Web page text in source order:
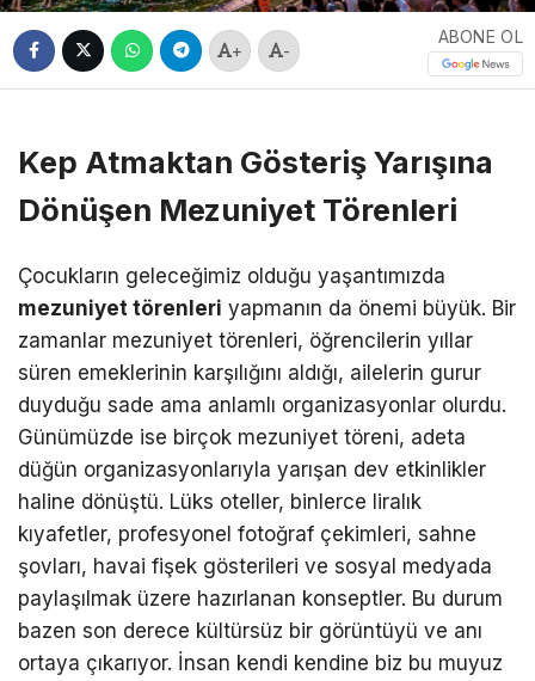
+ -
ABONE OL
Kep Atmaktan Gösteriş Yarışına
Dönüşen Mezuniyet Törenleri
Çocukların geleceğimiz olduğu yaşantımızda
mezuniyet törenleri yapmanın da önemi büyük. Bir
zamanlar mezuniyet törenleri, öğrencilerin yıllar
süren emeklerinin karşılığını aldığı, ailelerin gurur
duyduğu sade ama anlamlı organizasyonlar olurdu.
Günümüzde ise birçok mezuniyet töreni, adeta
düğün organizasyonlarıyla yarışan dev etkinlikler
haline dönüştü. Lüks oteller, binlerce liralık
kıyafetler, profesyonel fotoğraf çekimleri, sahne
şovları, havai fişek gösterileri ve sosyal medyada
paylaşılmak üzere hazırlanan konseptler. Bu durum
bazen son derece kültürsüz bir görüntüyü ve anı
ortaya çıkarıyor. İnsan kendi kendine biz bu muyuz